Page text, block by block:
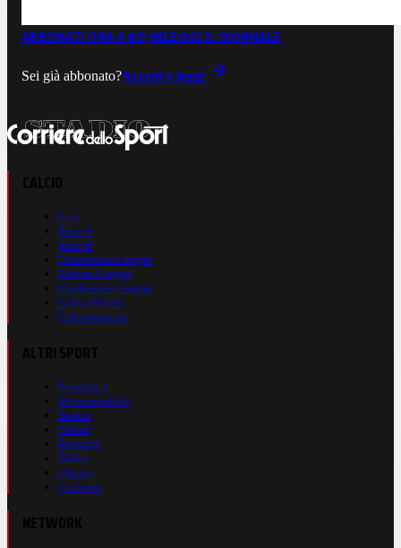
ABBONATI ORA A €0,99LEGGI IL GIORNALE
Sei già abbonato?Accedi e leggi
Live
Serie A
Serie B
Champions League
Europa League
Conference League
Calcio Estero
Calciomercato
Formula 1
Motomondiale
Basket
Tennis
Running
Volley
eSports
Ciclismo